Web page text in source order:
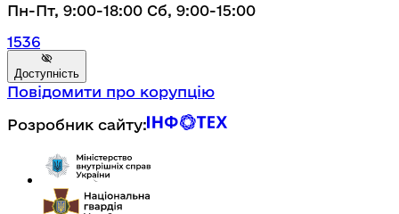
Пн-Пт, 9:00-18:00 Сб, 9:00-15:00
1536
Доступність
Повідомити про корупцію
Розробник сайту: